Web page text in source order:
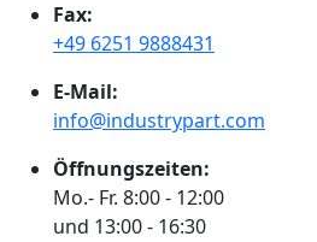
Fax:
+49 6251 9888431
E-Mail:
info@industrypart.com
Öffnungszeiten:
Mo.- Fr. 8:00 - 12:00
und 13:00 - 16:30